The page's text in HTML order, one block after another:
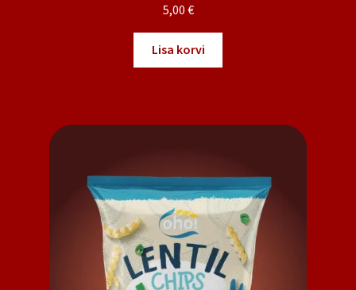
5,00 €
Lisa korvi